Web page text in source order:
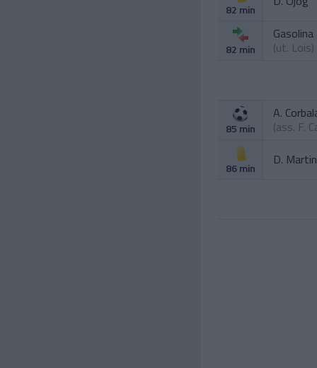
82 min
82 min
Gasolina
(ut. Lois)
85 min
A.
(ass. F.
86 min
D.